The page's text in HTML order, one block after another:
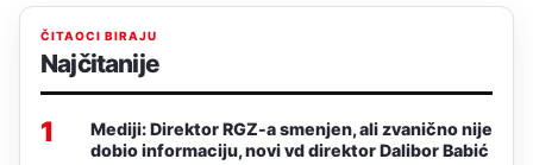
ČITAOCI BIRAJU
Najčitanije
1
Mediji: Direktor RGZ-a smenjen, ali zvanično nije
dobio informaciju, novi vd direktor Dalibor Babić